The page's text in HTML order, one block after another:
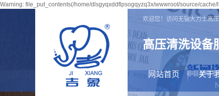
Warning: file_put_contents(/home/dlsgyqxddflpsogqyzq3x/wwwroot/source/
欢迎您！访问无锡大力士高
高压清洗设备
网站首页 关于